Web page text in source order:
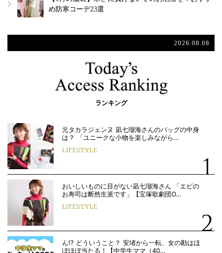
め防寒コーデ23選
2026.08.08
ランキング
元タカラジェンヌ 凪七瑠海さんのバッグの中身
は？ 「ユニークな小物を楽しみながら…
LIFESTYLE
おいしいものに目がない凪七瑠海さん 「エビの
お寿司は断然生派です」【宝塚歌劇団O…
LIFESTYLE
ん!? どういうこと？ 安堵から一転、女の勘はほ
ぼほぼ当たる！【中学生ママ（40…